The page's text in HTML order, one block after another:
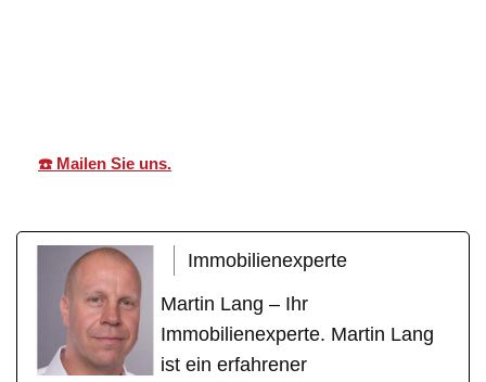
☎️ Mailen Sie uns.
Immobilienexperte
Martin Lang – Ihr
Immobilienexperte. Martin Lang
ist ein erfahrener